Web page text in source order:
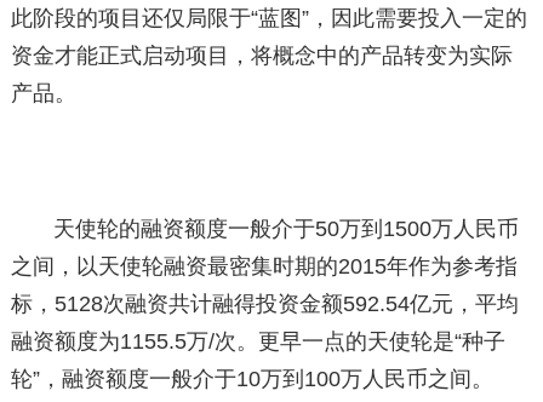
此阶段的项目还仅局限于“蓝图”，因此需要投入一定的
资金才能正式启动项目，将概念中的产品转变为实际
产品。
天使轮的融资额度一般介于50万到1500万人民币
之间，以天使轮融资最密集时期的2015年作为参考指
标，5128次融资共计融得投资金额592.54亿元，平均
融资额度为1155.5万/次。更早一点的天使轮是“种子
轮”，融资额度一般介于10万到100万人民币之间。